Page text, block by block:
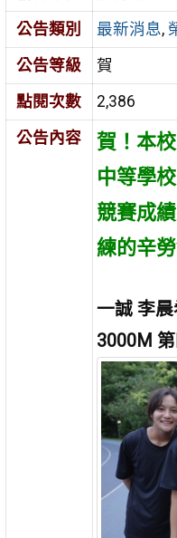
公告類別
最新消息,
公告等級
賀
點閱次數
2,386
公告內容
賀！本
中等學
競賽成
練的辛
一誠 李
3000M